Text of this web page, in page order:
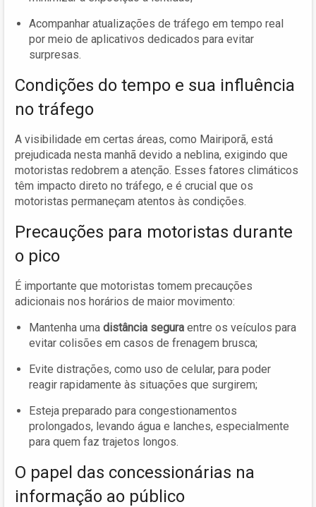
Acompanhar atualizações de tráfego em tempo real
por meio de aplicativos dedicados para evitar
surpresas.
Condições do tempo e sua influência
no tráfego
A visibilidade em certas áreas, como Mairiporã, está
prejudicada nesta manhã devido a neblina, exigindo que
motoristas redobrem a atenção. Esses fatores climáticos
têm impacto direto no tráfego, e é crucial que os
motoristas permaneçam atentos às condições.
Precauções para motoristas durante
o pico
É importante que motoristas tomem precauções
adicionais nos horários de maior movimento:
Mantenha uma distância segura entre os veículos para
evitar colisões em casos de frenagem brusca;
Evite distrações, como uso de celular, para poder
reagir rapidamente às situações que surgirem;
Esteja preparado para congestionamentos
prolongados, levando água e lanches, especialmente
para quem faz trajetos longos.
O papel das concessionárias na
informação ao público